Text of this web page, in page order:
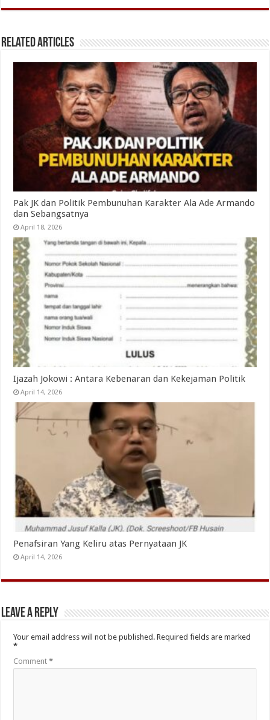
Related Articles
Pak JK dan Politik Pembunuhan Karakter Ala Ade Armando
dan Sebangsatnya
April 18, 2026
Ijazah Jokowi : Antara Kebenaran dan Kekejaman Politik
April 14, 2026
Penafsiran Yang Keliru atas Pernyataan JK
April 14, 2026
Leave a Reply
Your email address will not be published. Required fields are marked
*
Comment*